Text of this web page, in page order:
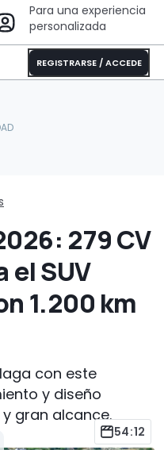
Para una experiencia
personalizada
REGISTRARSE / ACCEDE
279 CV
el SUV
1.200 km
con este
y diseño
gran alcance.
54:12